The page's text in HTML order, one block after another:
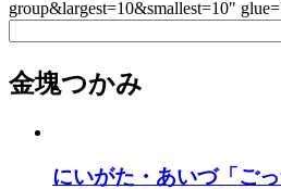
group&largest=10&smallest=10"
金塊つかみ
にいがた・あいづ「ご